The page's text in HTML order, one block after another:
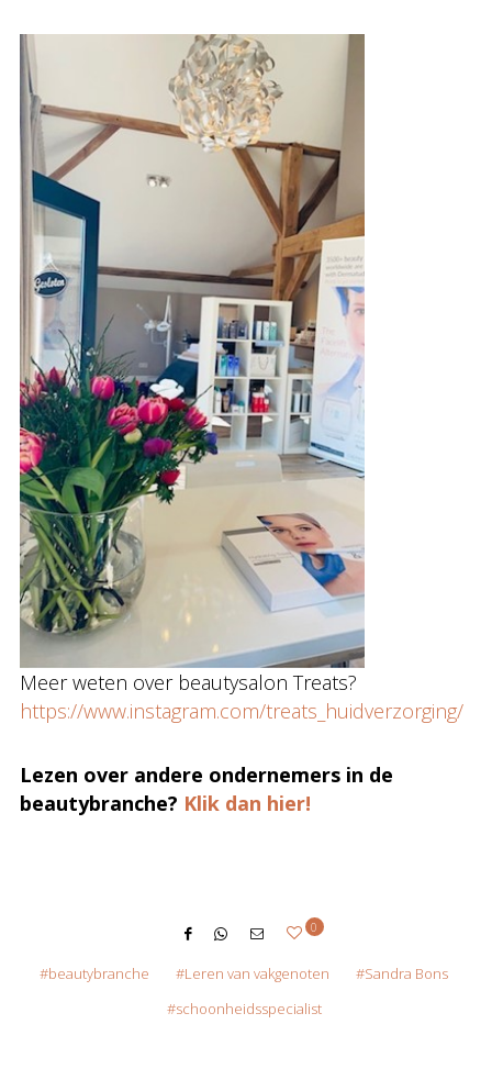
Meer weten over beautysalon Treats?
https://www.instagram.com/treats_huidverzorging/
Lezen over andere ondernemers in de
beautybranche? Klik dan hier!
0
beautybranche Leren van vakgenoten
Sandra Bons
schoonheidsspecialist